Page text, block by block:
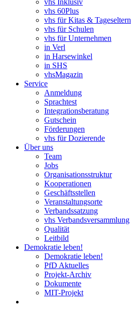
vhs Inklusiv
vhs 60Plus
vhs für Kitas & Tageseltern
vhs für Schulen
vhs für Unternehmen
in Verl
in Harsewinkel
in SHS
vhsMagazin
Service
Anmeldung
Sprachtest
Integrationsberatung
Gutschein
Förderungen
vhs für Dozierende
Über uns
Team
Jobs
Organisationsstruktur
Kooperationen
Geschäftsstellen
Veranstaltungsorte
Verbandssatzung
vhs Verbandsversammlung
Qualität
Leitbild
Demokratie leben!
Demokratie leben!
PfD Aktuelles
Projekt-Archiv
Dokumente
MIT-Projekt